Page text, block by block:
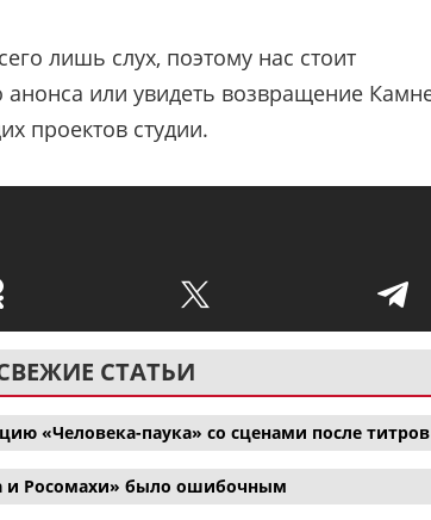
лишь слух, поэтому нас стоит
или увидеть возвращение
проектов студии.
СТАТЬИ
«Человека-паука» со сценами после титров
и Росомахи» было ошибочным